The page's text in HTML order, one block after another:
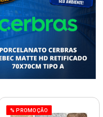
% PROMOÇÃO